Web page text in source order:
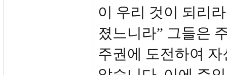
이 우리 것이 되리
졌느니라” 그들은
주권에 도전하여